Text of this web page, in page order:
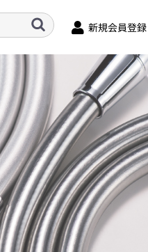
新規会員登録